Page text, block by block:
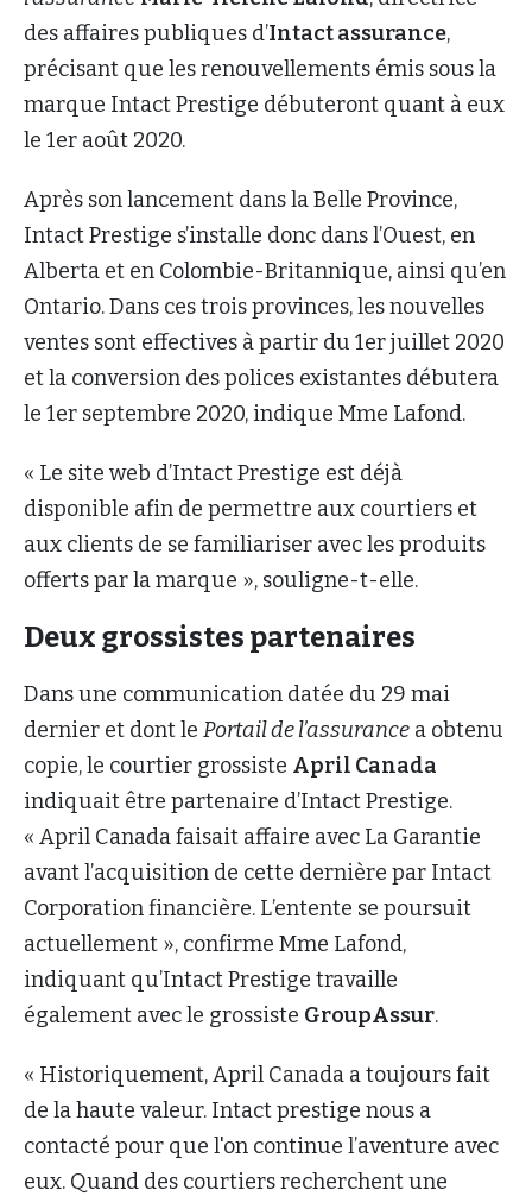
des affaires publiques d’Intact assurance,
précisant que les renouvellements émis sous la
marque Intact Prestige débuteront quant à eux
le 1er août 2020.
Après son lancement dans la Belle Province,
Intact Prestige s’installe donc dans l’Ouest, en
Alberta et en Colombie-Britannique, ainsi qu’en
Ontario. Dans ces trois provinces, les nouvelles
ventes sont effectives à partir du 1er juillet 2020
et la conversion des polices existantes débutera
le 1er septembre 2020, indique Mme Lafond.
« Le site web d’Intact Prestige est déjà
disponible afin de permettre aux courtiers et
aux clients de se familiariser avec les produits
offerts par la marque », souligne-t-elle.
Deux grossistes partenaires
Dans une communication datée du 29 mai
dernier et dont le Portail de l’assurance a obtenu
copie, le courtier grossiste April Canada
indiquait être partenaire d’Intact Prestige.
« April Canada faisait affaire avec La Garantie
avant l’acquisition de cette dernière par Intact
Corporation financière. L’entente se poursuit
actuellement », confirme Mme Lafond,
indiquant qu’Intact Prestige travaille
également avec le grossiste GroupAssur.
« Historiquement, April Canada a toujours fait
de la haute valeur. Intact prestige nous a
contacté pour que l'on continue l’aventure avec
eux. Quand des courtiers recherchent une